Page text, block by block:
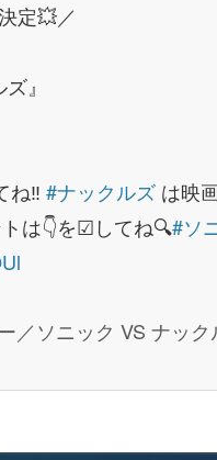
定💥／
』
ね‼ #ナックルズ は映
は👇を☑してね🔍#ソ
ソニック VS ナッ